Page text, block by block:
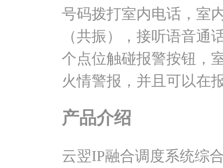
号码拨打室内电话，室
（共振），接听语音通
个点位触碰报警按钮，
火情警报，并且可以在
产品介绍
云翌IP融合调度系统综